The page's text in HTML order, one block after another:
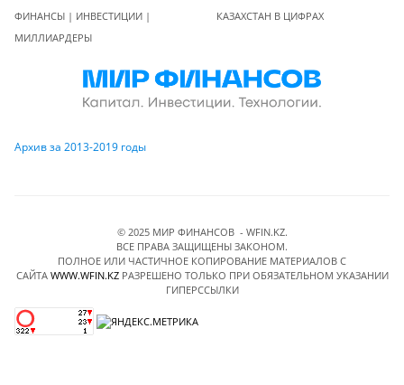
ФИНАНСЫ | ИНВЕСТИЦИИ |
МИЛЛИАРДЕРЫ
КАЗАХСТАН В ЦИФРАХ
Архив за 2013-2019 годы
© 2025 МИР ФИНАНСОВ - WFIN.KZ.
ВСЕ ПРАВА ЗАЩИЩЕНЫ ЗАКОНОМ.
ПОЛНОЕ ИЛИ ЧАСТИЧНОЕ КОПИРОВАНИЕ МАТЕРИАЛОВ C
САЙТА WWW.WFIN.KZРАЗРЕШЕНО ТОЛЬКО ПРИ ОБЯЗАТЕЛЬНОМ УКАЗАНИИ
ГИПЕРССЫЛКИ